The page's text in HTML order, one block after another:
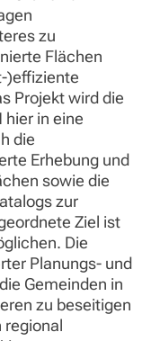
zu
Flächen
)effiziente
Projekt wird die
hier in eine
die
Erhebung und
sowie die
zur
Ziel ist
Die
Planungs- und
Gemeinden in
zu beseitigen
regional